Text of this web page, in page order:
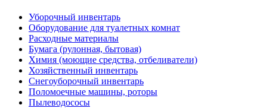
Уборочный инвентарь
Оборудование для туалетных комнат
Расходные материалы
Бумага (рулонная, бытовая)
Химия (моющие средства, отбеливатели)
Хозяйственный инвентарь
Снегоуборочный инвентарь
Поломоечные машины, роторы
Пылеводососы